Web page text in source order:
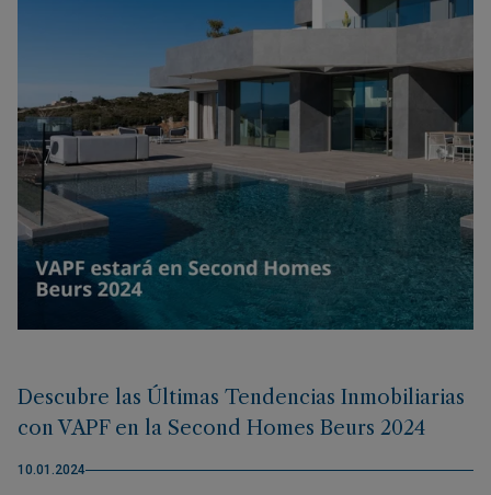
Descubre las Últimas Tendencias Inmobiliarias
con VAPF en la Second Homes Beurs 2024
10.01.2024